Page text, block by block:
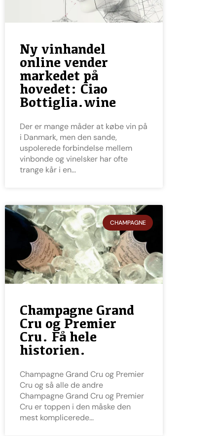
Ny vinhandel
online vender
markedet på
hovedet: Ciao
Bottiglia.wine
Der er mange måder at købe vin på
i Danmark, men den sande,
uspolerede forbindelse mellem
vinbonde og vinelsker har ofte
trange kår i en
CHAMPAGNE
Champagne Grand
Cru og Premier
Cru. Få hele
historien.
Champagne Grand Cru og Premier
Cru og så alle de andre
Champagne Grand Cru og Premier
Cru er toppen i den måske den
mest komplicerede